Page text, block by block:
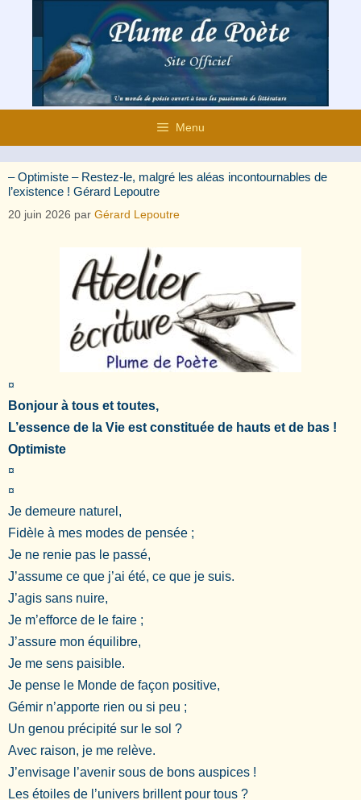
contenu
Menu
– Optimiste – Restez-le, malgré les aléas incontournables de
l’existence ! Gérard Lepoutre
20 juin 2026 par Gérard Lepoutre
¤
Bonjour à tous et toutes,
L’essence de la Vie est constituée de hauts et de bas !
Optimiste
¤
¤
Je demeure naturel,
Fidèle à mes modes de pensée ;
Je ne renie pas le passé,
J’assume ce que j’ai été, ce que je suis.
J’agis sans nuire,
Je m’efforce de le faire ;
J’assure mon équilibre,
Je me sens paisible.
Je pense le Monde de façon positive,
Gémir n’apporte rien ou si peu ;
Un genou précipité sur le sol ?
Avec raison, je me relève.
J’envisage l’avenir sous de bons auspices !
Les étoiles de l’univers brillent pour tous ?